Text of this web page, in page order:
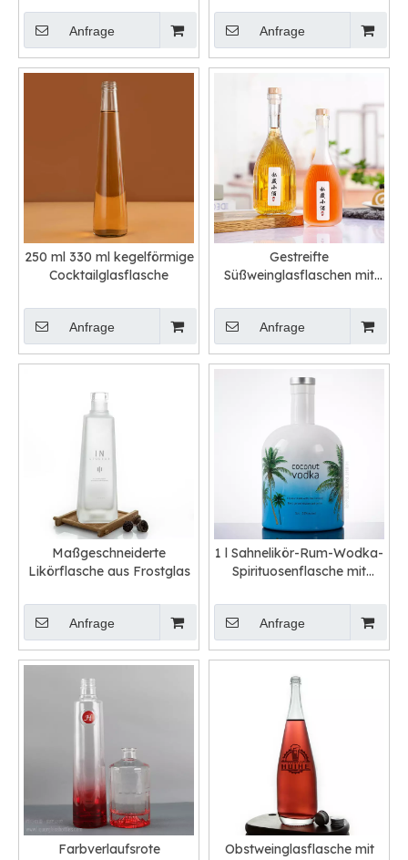
Anfrage Anfrage
250 ml 330 ml kegelförmige
Cocktailglasflasche
Anfrage
Gestreifte
Süßweinglasflaschen mit
Anfrage
Maßgeschneiderte
Likörflasche aus Frostglas
Anfrage
1 l Sahnelikör-Rum-Wodka-
Spirituosenflasche mit
Anfrage
Farbverlaufsrote
Obstweinglasflasche mit